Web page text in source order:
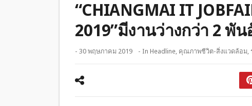
“CHIANGMAI IT
2019”มีงานว่างกว่า 2 พัน
- 30 พฤษภาคม 2019 - In Headline, คุณภาพชีวิต-สิ่งแวดล้อม,